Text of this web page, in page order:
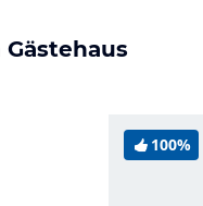
100%